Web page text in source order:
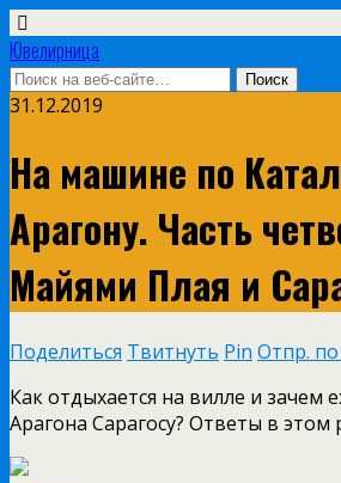
Ювелирница
31.12.2019
На машине по
Арагону. Часть
Майями Плая и
Поделиться Твитнуть Pin Отпр. по
Как отдыхается на вилле и зачем
Арагона Сарагосу? Ответы в этом